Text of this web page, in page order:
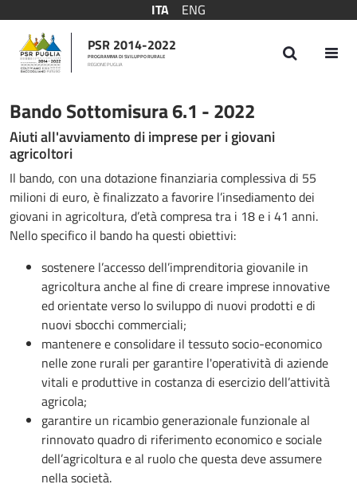
ITA
ENG
PSR 2014-2022
PROGRAMMA DI SVILUPPO RURALE
REGIONE PUGLIA
Bando Sottomisura 6.1 - 2022
Bando Sottomisura 6.1 - 2022
Aiuti all'avviamento di imprese per i giovani
agricoltori
Il bando, con una dotazione finanziaria complessiva di 55
milioni di euro, è finalizzato a favorire l’insediamento dei
giovani in agricoltura, d’età compresa tra i 18 e i 41 anni.
Nello specifico il bando ha questi obiettivi:
sostenere l’accesso dell’imprenditoria giovanile in
agricoltura anche al fine di creare imprese innovative
ed orientate verso lo sviluppo di nuovi prodotti e di
nuovi sbocchi commerciali;
mantenere e consolidare il tessuto socio-economico
nelle zone rurali per garantire l'operatività di aziende
vitali e produttive in costanza di esercizio dell’attività
agricola;
garantire un ricambio generazionale funzionale al
rinnovato quadro di riferimento economico e sociale
dell’agricoltura e al ruolo che questa deve assumere
nella società.